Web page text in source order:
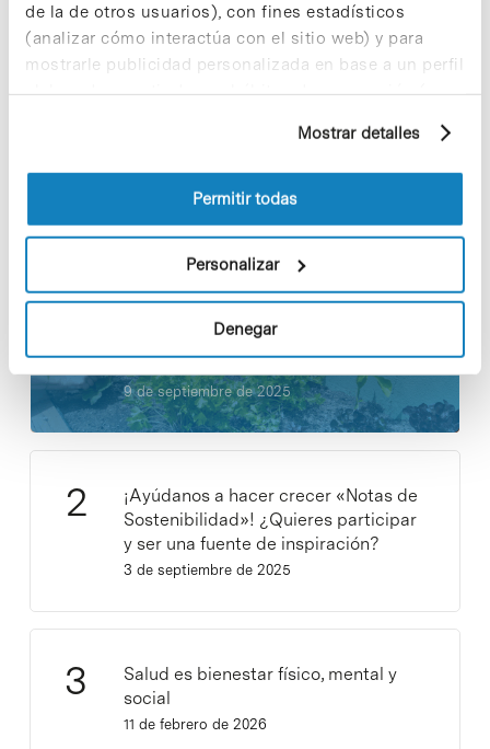
de la de otros usuarios), con fines estadísticos
(analizar cómo interactúa con el sitio web) y para
mostrarle publicidad personalizada en base a un perfil
elaborado a partir de sus hábitos de navegación (por
información sobre las cookies puede consultar
la Política de cookies del sitio web.
Mostrar detalles
Permitir todas
Personalizar
Denegar
Share Share
Los proyectos colectivos son
enriquecedores. ¡Participa y haz
crecer la Sostenibilidad en el PCB!
9 de septiembre de 2025
¡Ayúdanos a hacer crecer «Notas de
Sostenibilidad»! ¿Quieres participar
y ser una fuente de inspiración?
3 de septiembre de 2025
Salud es bienestar físico, mental y
social
11 de febrero de 2026